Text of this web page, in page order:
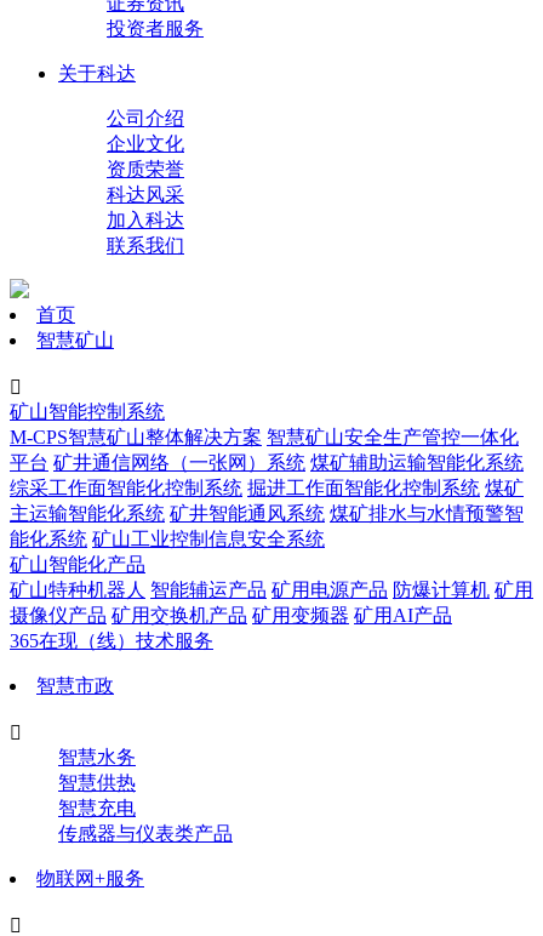
投资者服务
关于科达
公司介绍
企业文化
资质荣誉
科达风采
加入科达
联系我们
首页
智慧矿山

矿山智能控制系统
M-CPS智慧矿山整体解决方案 智慧矿山安全生产管控一体化
平台 矿井通信网络（一张网）系统 煤矿辅助运输智能化系统
综采工作面智能化控制系统 掘进工作面智能化控制系统 煤矿
主运输智能化系统 矿井智能通风系统 煤矿排水与水情预警智
能化系统 矿山工业控制信息安全系统
矿山智能化产品
矿山特种机器人 智能辅运产品 矿用电源产品 防爆计算机 矿用
摄像仪产品 矿用交换机产品 矿用变频器 矿用AI产品
365在现（线）技术服务
智慧市政

智慧水务
智慧供热
智慧充电
传感器与仪表类产品
物联网+服务
